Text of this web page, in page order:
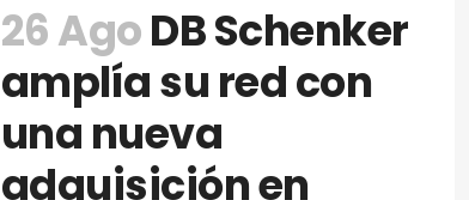
26 AgoDB Schenker
amplía su red con
una nueva
adquisición en